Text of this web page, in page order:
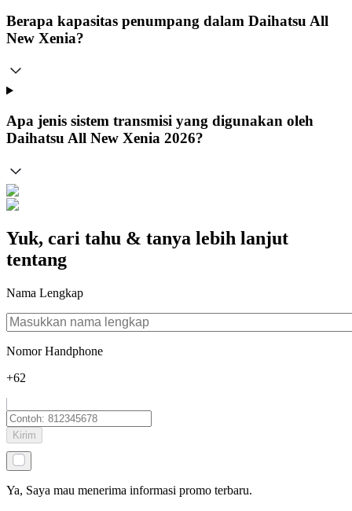
Berapa kapasitas penumpang dalam Daihatsu All
New Xenia?
Apa jenis sistem transmisi yang digunakan oleh
Daihatsu All New Xenia 2026?
Yuk, cari tahu & tanya lebih lanjut
tentang
Nama Lengkap
Nomor Handphone
+62
Kirim
Ya, Saya mau menerima informasi promo terbaru.